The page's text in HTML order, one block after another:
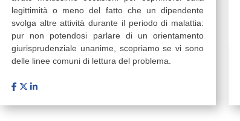
legittimità o meno del fatto che un dipendente
svolga altre attività durante il periodo di malattia:
pur non potendosi parlare di un orientamento
giurisprudenziale unanime, scopriamo se vi sono
delle linee comuni di lettura del problema.